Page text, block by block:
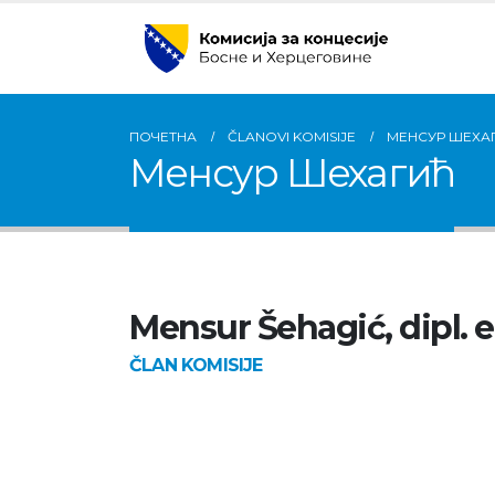
ПОЧЕТНА ČLANOVI KOMISIJE МЕНСУР
Менсур Шехагић
Mensur Šehagić, dipl.
ČLAN KOMISIJE